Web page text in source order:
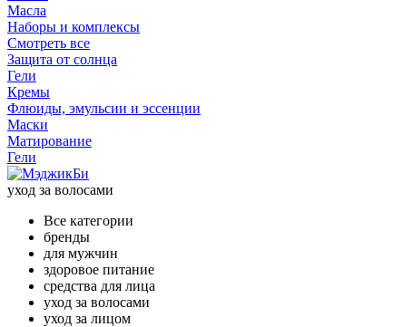
Масла
Наборы и комплексы
Смотреть все
Защита от солнца
Гели
Кремы
Флюиды, эмульсии и эссенции
Маски
Матирование
Гели
уход за волосами
Все категории
бренды
для мужчин
здоровое питание
средства для лица
уход за волосами
уход за лицом